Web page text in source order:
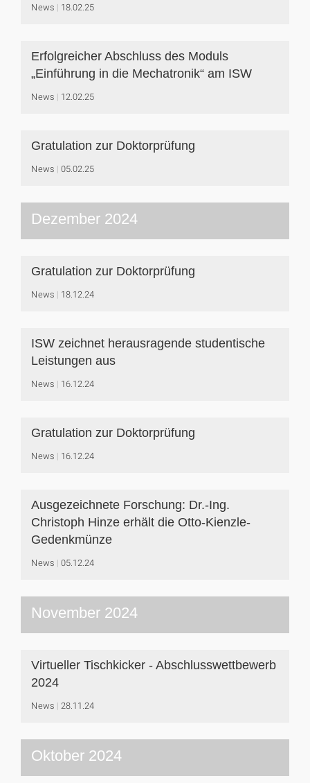
News 18.02.25
Erfolgreicher Abschluss des Moduls
„Einführung in die Mechatronik“ am ISW
News 12.02.25
Gratulation zur Doktorprüfung
News 05.02.25
Dezember 2024
Gratulation zur Doktorprüfung
News 18.12.24
ISW zeichnet herausragende studentische
Leistungen aus
News 16.12.24
Gratulation zur Doktorprüfung
News 16.12.24
Ausgezeichnete Forschung: Dr.-Ing.
Christoph Hinze erhält die Otto-Kienzle-
Gedenkmünze
News 05.12.24
November 2024
Virtueller Tischkicker - Abschlusswettbewerb
2024
News 28.11.24
Oktober 2024